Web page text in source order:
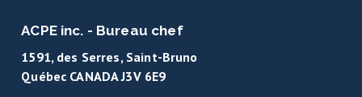
ACPE inc. - Bureau chef
1591, des Serres, Saint-Bruno
Québec CANADA J3V 6E9